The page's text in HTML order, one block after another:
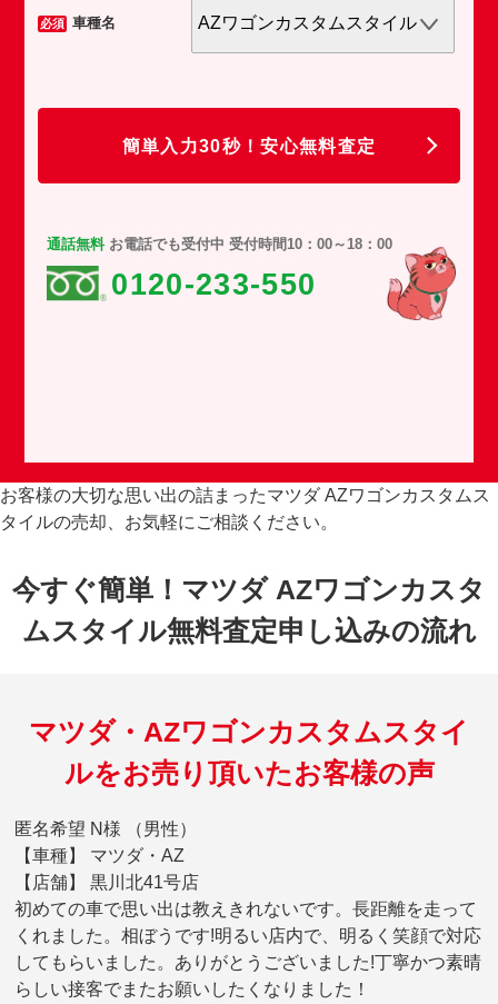
必須 車種名
簡単入力30秒！安心無料査定
通話無料お電話でも受付中 受付時間10：00～18：00
0120-233-550
お客様の大切な思い出の詰まったマツダ AZワゴンカスタムス
タイルの売却、お気軽にご相談ください。
今すぐ簡単！マツダ AZワゴンカスタ
ムスタイル無料査定申し込みの流れ
マツダ・AZワゴンカスタムスタイ
ルをお売り頂いたお客様の声
匿名希望 N様 （男性）
【車種】 マツダ・AZ
【店舗】 黒川北41号店
初めての車で思い出は教えきれないです。長距離を走って
くれました。相ぼうです!明るい店内で、明るく笑顔で対応
してもらいました。ありがとうございました!丁寧かつ素晴
らしい接客でまたお願いしたくなりました！